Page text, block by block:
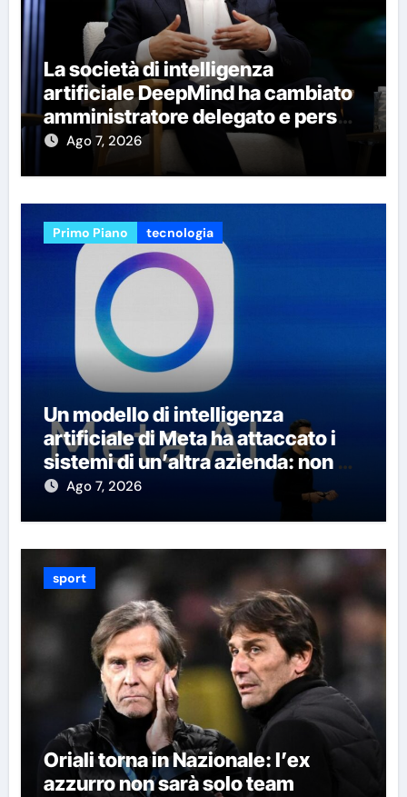
La società di intelligenza
artificiale DeepMind ha cambiato
amministratore delegato e perso
quattro dei suoi migliori
ricercatori
Ago 7, 2026
Primo Piano tecnologia
Un modello di intelligenza
artificiale di Meta ha attaccato i
sistemi di un’altra azienda: non è
la prima volta che succede
Ago 7, 2026
sport
Oriali torna in Nazionale: l’ex
azzurro non sarà solo team